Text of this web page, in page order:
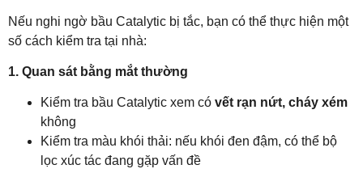
Nếu nghi ngờ bầu Catalytic bị tắc, bạn có thể thực hiện một
số cách kiểm tra tại nhà:
1. Quan sát bằng mắt thường
Kiểm tra bầu Catalytic xem có vết rạn nứt, cháy xém
không
Kiểm tra màu khói thải: nếu khói đen đậm, có thể bộ
lọc xúc tác đang gặp vấn đề